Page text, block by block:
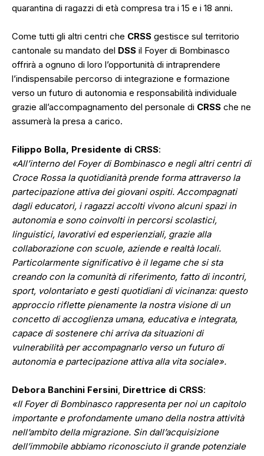
quarantina di ragazzi di età compresa tra i 15 e i 18 anni.
Come tutti gli altri centri che CRSS gestisce sul territorio
cantonale su mandato del DSS il Foyer di Bombinasco
offrirà a ognuno di loro l’opportunità di intraprendere
l’indispensabile percorso di integrazione e formazione
verso un futuro di autonomia e responsabilità individuale
grazie all’accompagnamento del personale di CRSS che ne
assumerà la presa a carico.
Filippo Bolla, Presidente di CRSS:
«All’interno del Foyer di Bombinasco e negli altri centri di
Croce Rossa la quotidianità prende forma attraverso la
partecipazione attiva dei giovani ospiti. Accompagnati
dagli educatori, i ragazzi accolti vivono alcuni spazi in
autonomia e sono coinvolti in percorsi scolastici,
linguistici, lavorativi ed esperienziali, grazie alla
collaborazione con scuole, aziende e realtà locali.
Particolarmente significativo è il legame che si sta
creando con la comunità di riferimento, fatto di incontri,
sport, volontariato e gesti quotidiani di vicinanza: questo
approccio riflette pienamente la nostra visione di un
concetto di accoglienza umana, educativa e integrata,
capace di sostenere chi arriva da situazioni di
vulnerabilità per accompagnarlo verso un futuro di
autonomia e partecipazione attiva alla vita sociale».
Debora Banchini Fersini, Direttrice di CRSS:
«Il Foyer di Bombinasco rappresenta per noi un capitolo
importante e profondamente umano della nostra attività
nell’ambito della migrazione. Sin dall’acquisizione
dell’immobile abbiamo riconosciuto il grande potenziale